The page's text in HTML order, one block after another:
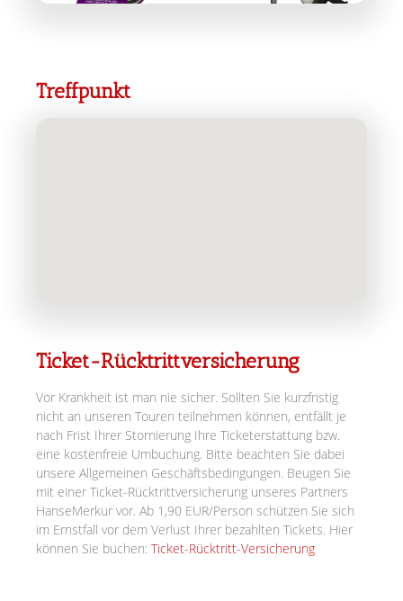
Treffpunkt
Ticket-Rücktrittversicherung
Vor Krankheit ist man nie sicher. Sollten Sie kurzfristig
nicht an unseren Touren teilnehmen können, entfällt je
nach Frist Ihrer Stornierung Ihre Ticketerstattung bzw.
eine kostenfreie Umbuchung. Bitte beachten Sie dabei
unsere Allgemeinen Geschäftsbedingungen. Beugen Sie
mit einer Ticket-Rücktrittversicherung unseres Partners
HanseMerkur vor. Ab 1,90 EUR/Person schützen Sie sich
im Ernstfall vor dem Verlust Ihrer bezahlten Tickets. Hier
können Sie buchen: Ticket-Rücktritt-Versicherung